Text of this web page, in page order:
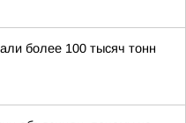
более 100 тысяч тонн